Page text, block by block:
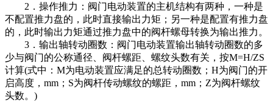
2．操作推力：阀门电动装置的主机结构有两种，一种是
不配置推力盘的，此时直接输出力矩；另一种是配置有推力盘
的，此时输出力矩通过推力盘中的阀杆螺母转换为输出推力。
3．输出轴转动圈数：阀门电动装置输出轴转动圈数的多
少与阀门的公称通径、阀杆螺距、螺纹头数有关，按M=H/ZS
计算(式中：M为电动装置应满足的总转动圈数；H为阀门的开
启高度，mm；S为阀杆传动螺纹的螺距，mm；Z为阀杆螺纹
头数。)